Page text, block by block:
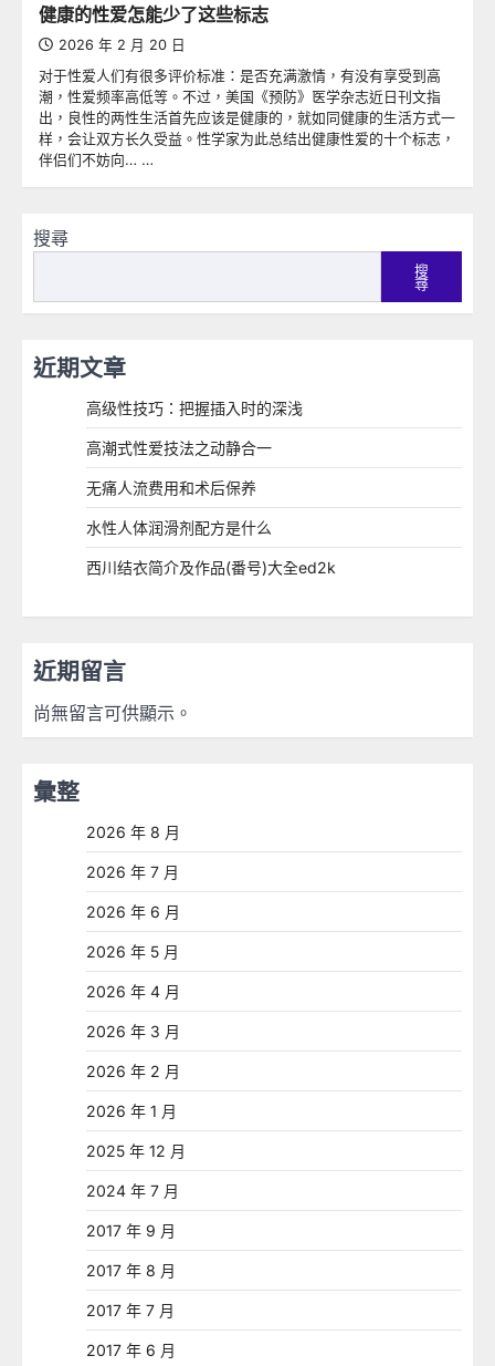
健康的性爱怎能少了这些标志
2026 年 2 月 20 日
对于性爱人们有很多评价标准：是否充满激情，有没有享受到高
潮，性爱频率高低等。不过，美国《预防》医学杂志近日刊文指
出，良性的两性生活首先应该是健康的，就如同健康的生活方式一
样，会让双方长久受益。性学家为此总结出健康性爱的十个标志，
伴侣们不妨向… …
搜尋
搜
尋
近期文章
高级性技巧：把握插入时的深浅
高潮式性爱技法之动静合一
无痛人流费用和术后保养
水性人体润滑剂配方是什么
西川结衣简介及作品(番号)大全ed2k
近期留言
尚無留言可供顯示。
彙整
2026 年 8 月
2026 年 7 月
2026 年 6 月
2026 年 5 月
2026 年 4 月
2026 年 3 月
2026 年 2 月
2026 年 1 月
2025 年 12 月
2024 年 7 月
2017 年 9 月
2017 年 8 月
2017 年 7 月
2017 年 6 月